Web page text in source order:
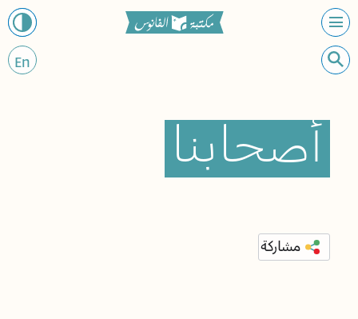
En
أصحابنا
مشاركة